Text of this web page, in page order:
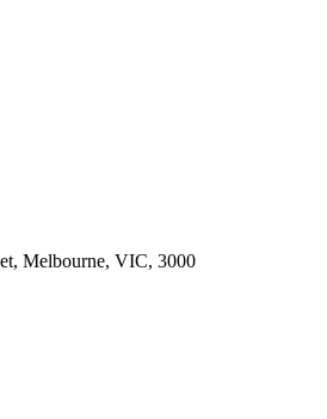
Melbourne, VIC, 3000